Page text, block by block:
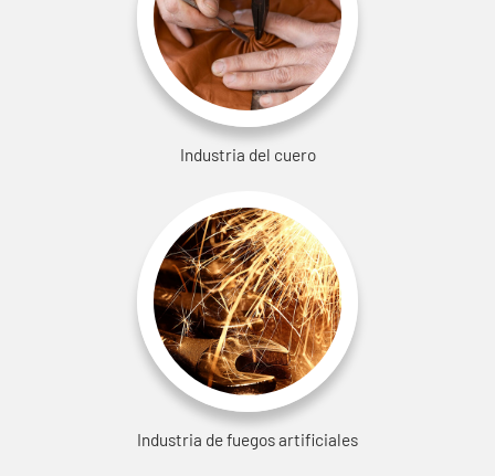
Industria del cuero
Industria de fuegos artificiales